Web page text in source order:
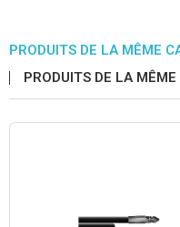
PRODUITS DE LA MÊME
PRODUITS DE LA MÊME